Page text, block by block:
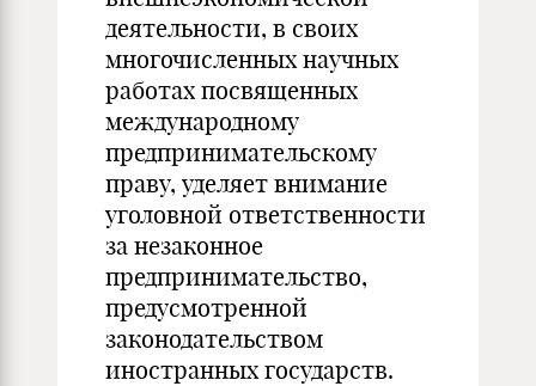
деятельности, в своих
многочисленных научных
работах посвященных
международному
предпринимательскому
праву, уделяет внимание
уголовной ответственности
за незаконное
предпринимательство,
предусмотренной
законодательством
иностранных государств.